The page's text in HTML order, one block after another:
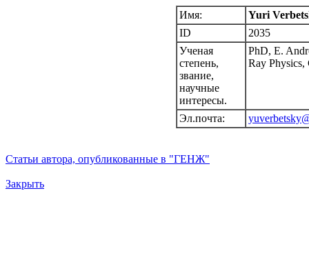
Имя:
Yuri
ID
2035
Ученая
степень,
звание,
научные
интересы.
PhD, E.
Ray Physics,
Эл.почта:
Статьи автора, опубликованные в "ГЕНЖ"
Закрыть